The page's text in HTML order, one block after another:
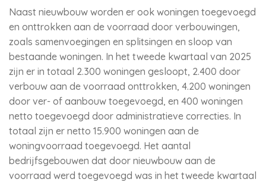
Naast nieuwbouw worden er ook woningen toegevoegd
en onttrokken aan de voorraad door verbouwingen,
zoals samenvoegingen en splitsingen en sloop van
bestaande woningen. In het tweede kwartaal van 2025
zijn er in totaal 2.300 woningen gesloopt, 2.400 door
verbouw aan de voorraad onttrokken, 4.200 woningen
door ver- of aanbouw toegevoegd, en 400 woningen
netto toegevoegd door administratieve correcties. In
totaal zijn er netto 15.900 woningen aan de
woningvoorraad toegevoegd. Het aantal
bedrijfsgebouwen dat door nieuwbouw aan de
voorraad werd toegevoegd was in het tweede kwartaal